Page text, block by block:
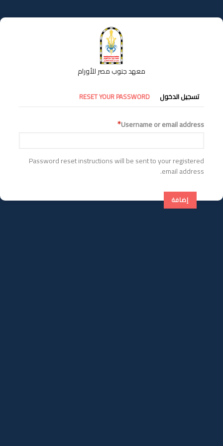
إلى
المحتوى
معهد جنوب مصر للأورام
التبويبات
الأساسية
تسجيل الدخول RESET YOUR PASSWORD
Username or email address
Password reset instructions will be sent to your registered
email address.